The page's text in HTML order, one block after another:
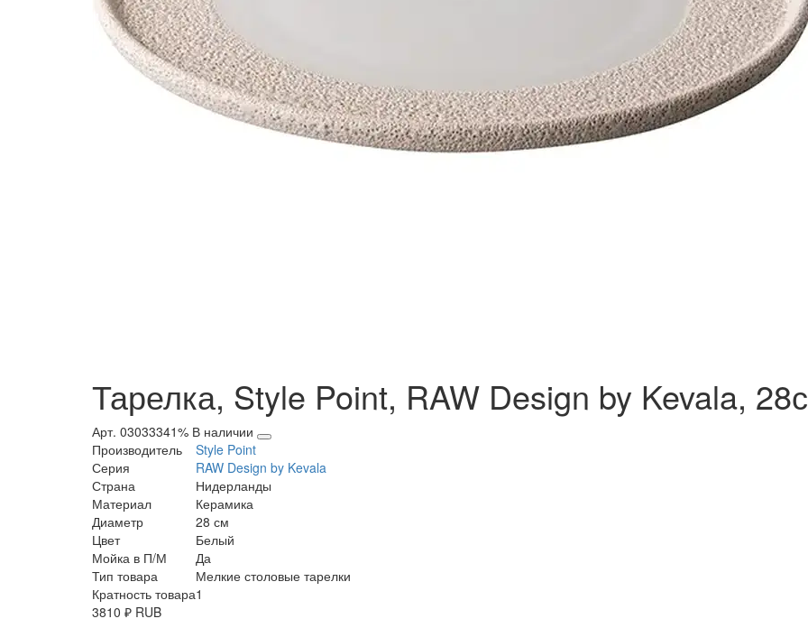
Тарелка, Style Point, RAW Design by Kevala,
Арт. 03033341% В наличии
Производитель
Style Point
Серия
RAW Design by Kevala
Страна
Нидерланды
Материал
Керамика
Диаметр
28 см
Цвет
Белый
Мойка в П/М
Да
Тип товара
Мелкие столовые тарелки
Кратность товара1
3810 ₽ RUB